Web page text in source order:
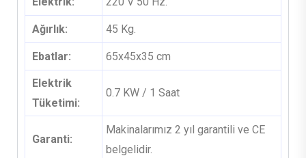
Ağırlık: 45 Kg.
Ebatlar: 65x45x35 cm
Elektrik
Tüketimi:
0.7 KW / 1 Saat
Garanti:
Makinalarımız 2 yıl garantili ve CE
belgelidir.